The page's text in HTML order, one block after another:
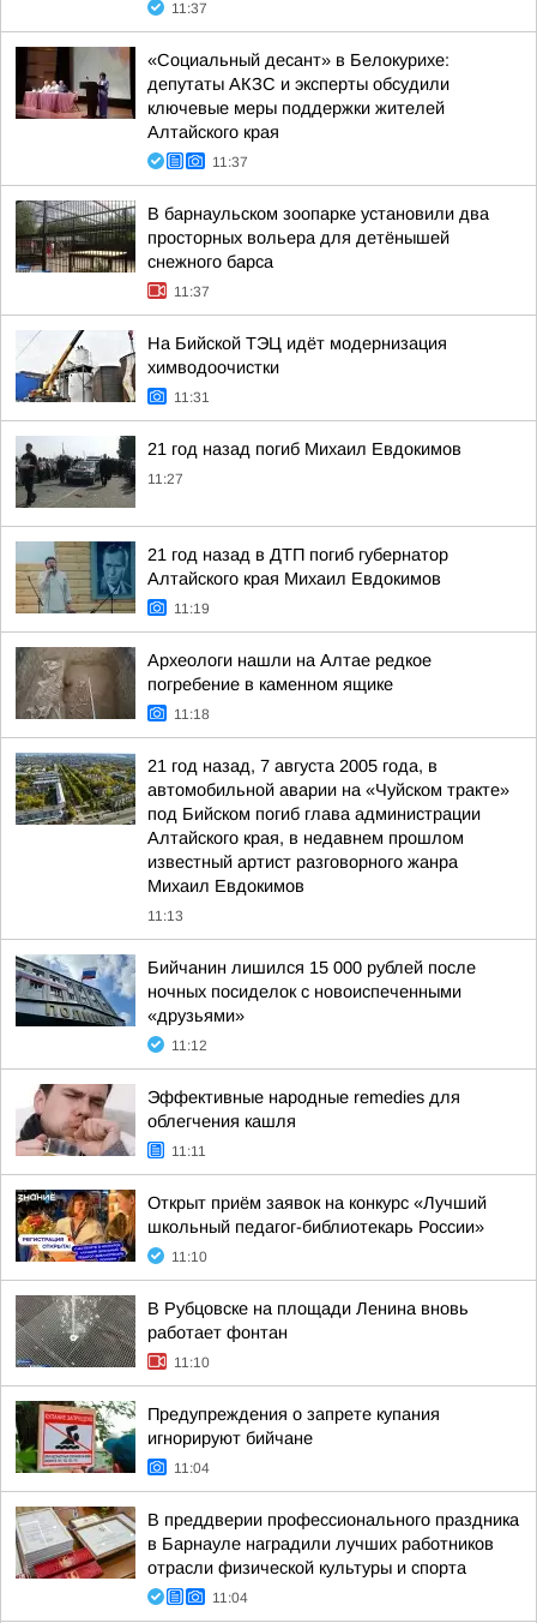
11:37
«Социальный десант» в Белокурихе:
депутаты АКЗС и эксперты обсудили
ключевые меры поддержки жителей
Алтайского края
11:37
В барнаульском зоопарке установили два
просторных вольера для детёнышей
снежного барса
11:37
На Бийской ТЭЦ идёт модернизация
химводоочистки
11:31
21 год назад погиб Михаил Евдокимов
11:27
21 год назад в ДТП погиб губернатор
Алтайского края Михаил Евдокимов
11:19
Археологи нашли на Алтае редкое
погребение в каменном ящике
11:18
21 год назад, 7 августа 2005 года, в
автомобильной аварии на «Чуйском тракте»
под Бийском погиб глава администрации
Алтайского края, в недавнем прошлом
известный артист разговорного жанра
Михаил Евдокимов
11:13
Бийчанин лишился 15 000 рублей после
ночных посиделок с новоиспеченными
«друзьями»
11:12
Эффективные народные remedies для
облегчения кашля
11:11
Открыт приём заявок на конкурс «Лучший
школьный педагог-библиотекарь России»
11:10
В Рубцовске на площади Ленина вновь
работает фонтан
11:10
Предупреждения о запрете купания
игнорируют бийчане
11:04
В преддверии профессионального праздника
в Барнауле наградили лучших работников
отрасли физической культуры и спорта
11:04